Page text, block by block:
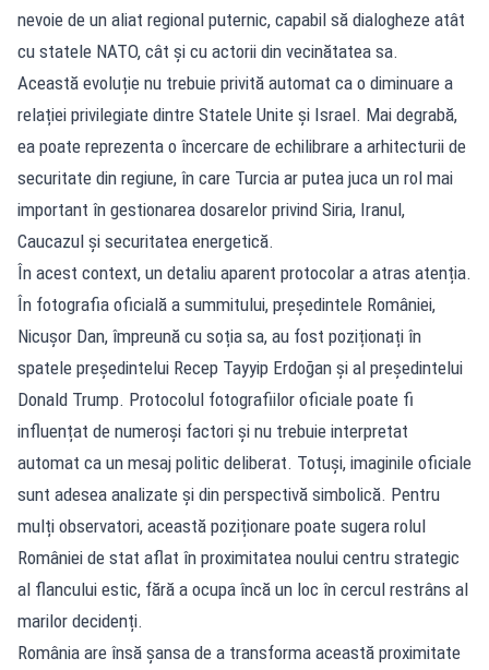
nevoie de un aliat regional puternic, capabil să dialogheze atât
cu statele NATO, cât și cu actorii din vecinătatea sa.
Această evoluție nu trebuie privită automat ca o diminuare a
relației privilegiate dintre Statele Unite și Israel. Mai degrabă,
ea poate reprezenta o încercare de echilibrare a arhitecturii de
securitate din regiune, în care Turcia ar putea juca un rol mai
important în gestionarea dosarelor privind Siria, Iranul,
Caucazul și securitatea energetică.
În acest context, un detaliu aparent protocolar a atras atenția.
În fotografia oficială a summitului, președintele României,
Nicușor Dan, împreună cu soția sa, au fost poziționați în
spatele președintelui Recep Tayyip Erdoğan și al președintelui
Donald Trump. Protocolul fotografiilor oficiale poate fi
influențat de numeroși factori și nu trebuie interpretat
automat ca un mesaj politic deliberat. Totuși, imaginile oficiale
sunt adesea analizate și din perspectivă simbolică. Pentru
mulți observatori, această poziționare poate sugera rolul
României de stat aflat în proximitatea noului centru strategic
al flancului estic, fără a ocupa încă un loc în cercul restrâns al
marilor decidenți.
România are însă șansa de a transforma această proximitate